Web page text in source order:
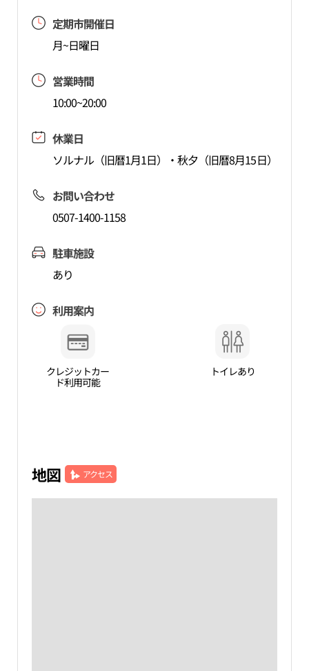
定期市開催日
月~日曜日
営業時間
10:00~20:00
休業日
ソルナル（旧暦1月1日）・秋夕（旧暦8月15日）
お問い合わせ
0507-1400-1158
駐車施設
あり
利用案内
クレジットカー
ド利用可能
トイレあり
地図 アクセス